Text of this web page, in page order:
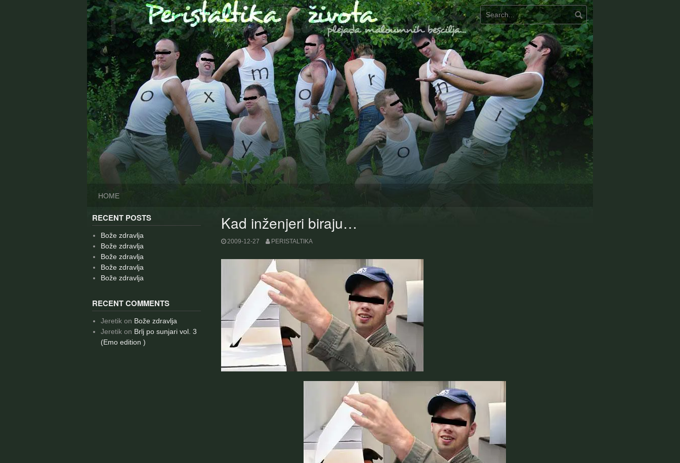
HOME
Kad inženjeri biraju…
2009-12-27 PERISTALTIKA
RECENT POSTS
Bože zdravlja
Bože zdravlja
Bože zdravlja
Bože zdravlja
Bože zdravlja
RECENT COMMENTS
Jeretikon Bože zdravlja
Jeretikon Brlj po sunjari vol. 3
(Emo edition )